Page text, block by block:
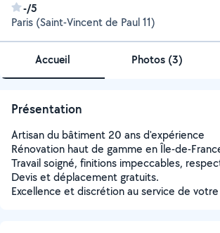
-/5
Paris (Saint-Vincent de Paul 11)
Accueil Photos (3)
Présentation
Artisan du bâtiment 20 ans d'expérience
Rénovation haut de gamme en Île-de-
Travail soigné, finitions impeccables,
Devis et déplacement gratuits.
Excellence et discrétion au service de